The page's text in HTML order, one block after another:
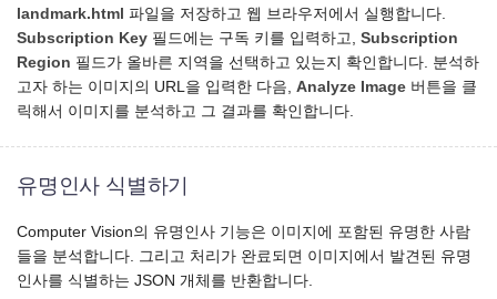
landmark.html 파일을 저장하고 웹 브라우저에서 실행합니다.
Subscription Key 필드에는 구독 키를 입력하고, Subscription
Region 필드가 올바른 지역을 선택하고 있는지 확인합니다. 분석하
고자 하는 이미지의 URL을 입력한 다음, Analyze Image 버튼을 클
릭해서 이미지를 분석하고 그 결과를 확인합니다.
유명인사 식별하기
Computer Vision의 유명인사 기능은 이미지에 포함된 유명한 사람
들을 분석합니다. 그리고 처리가 완료되면 이미지에서 발견된 유명
인사를 식별하는 JSON 개체를 반환합니다.